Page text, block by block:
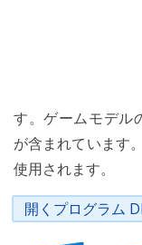
す。ゲームモデル
が含まれています
使用されます。
開くプログラム